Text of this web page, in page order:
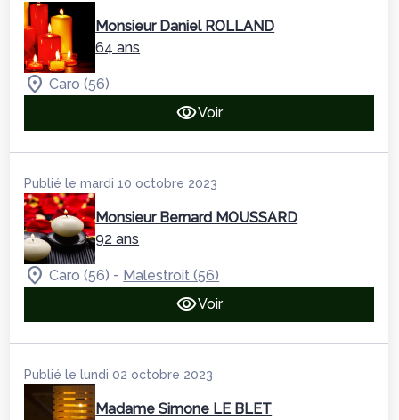
Monsieur Daniel ROLLAND
64 ans
Caro (56)
Voir
Publié le mardi 10 octobre 2023
Monsieur Bernard MOUSSARD
92 ans
Caro (56) - Malestroit (56)
Voir
Publié le lundi 02 octobre 2023
Madame Simone LE BLET